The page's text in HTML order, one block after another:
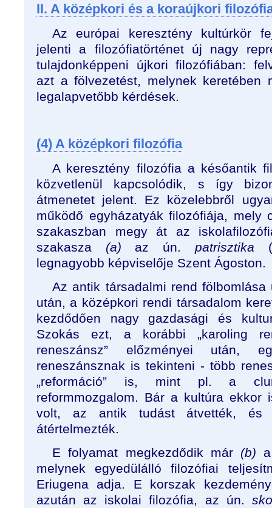
II. A középkori és a koraújkori
Az európai keresztény kultúrkör
jelenti a filozófiatörténet új nagy
tulajdonképpeni újkori filozófiában:
azt a fölvezetést, melynek keretében
legalapvetőbb kérdések.
(4) A középkori filozófia
A keresztény filozófia a későantik
közvetlenül kapcsolódik, s így
átmenetet jelent. Ez közelebbről
működő egyházatyák filozófiája, mely
szakaszban megy át az
szakasza (a) az ún. patrisztika
legnagyobb képviselője Szent Ágoston.
Az antik társadalmi rend
után, a középkori rendi társadalom
kezdődően nagy gazdasági és
Szokás ezt, a korábbi „karoling
reneszánsz” előzményei után,
reneszánsznak is tekinteni - több
„reformáció” is, mint pl. a
reformmozgalom. Bár a kultúra ekkor
volt, az antik tudást átvették, és
átértelmezték.
E folyamat megkezdődik már (b)
melynek egyedülálló filozófiai
Eriugena adja. E korszak
azután az iskolai filozófia, az ún.